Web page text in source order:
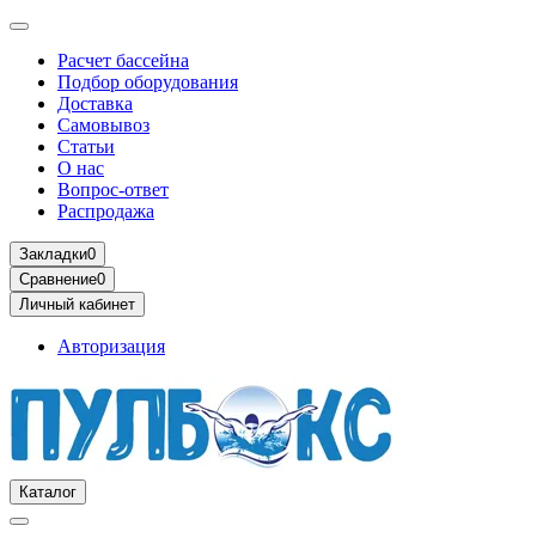
Расчет бассейна
Подбор оборудования
Доставка
Самовывоз
Статьи
О нас
Вопрос-ответ
Распродажа
Закладки0
Сравнение0
Личный кабинет
Авторизация
Каталог